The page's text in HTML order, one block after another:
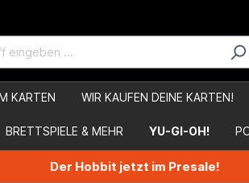
KARTEN WIR KAUFEN DEINE KARTEN!
BRETTSPIELE & MEHR YU-GI-OH!
Der Hobbit jetzt im Presale!